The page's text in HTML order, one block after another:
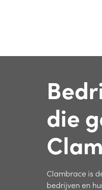
die
Clambrace is
bedrijven en